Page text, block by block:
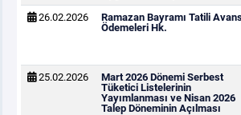
26.02.2026
Ramazan Bayramı Tatili
Ödemeleri Hk.
25.02.2026
Mart 2026 Dönemi Serbest
Tüketici Listelerinin
Yayımlanması ve Nisan 2026
Talep Döneminin Açılması